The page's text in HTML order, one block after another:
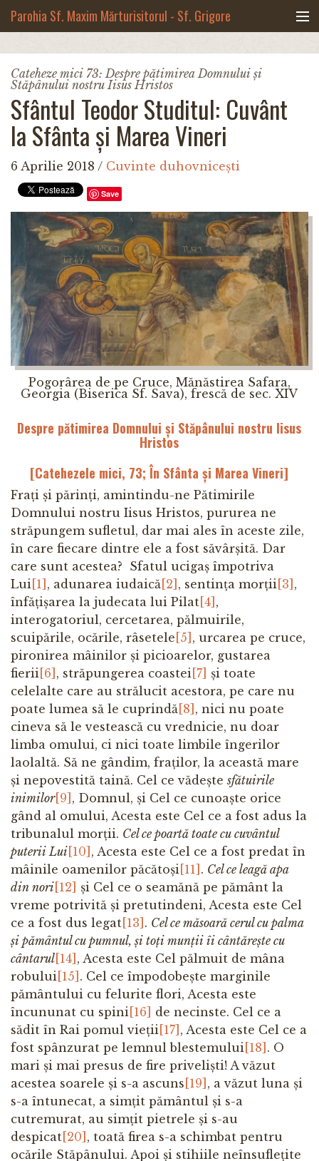
Parohia Sf. Maxim Mărturisitorul - Sf. Grigore
Noua biserică
Botezuri & Cununii
Teologie & Cuvinte duhovnicești
Fotografii
Preotul paroh
Program liturgic
Despre noi
Contact
Cateheze mici 73: Despre pătimirea Domnului și
Stăpânului nostru Iisus Hristos
Sfântul Teodor Studitul: Cuvânt
la Sfânta și Marea Vineri
6 Aprilie 2018 / Cuvinte duhovnicești
Save
Pogorârea de pe Cruce, Mănăstirea Safara,
Georgia (Biserica Sf. Sava), frescă de sec. XIV
Despre pătimirea Domnului și Stăpânului nostru Iisus
Hristos
[Catehezele mici, 73; În Sfânta și Marea Vineri]
Frați și părinți, amintindu-ne Pătimirile
Domnului nostru Iisus Hristos, pururea ne
străpungem sufletul, dar mai ales în aceste zile,
în care fiecare dintre ele a fost săvârșită. Dar
care sunt acestea? Sfatul ucigaș împotriva
Lui [1] , adunarea iudaică [2] , sentința morții [3] ,
înfățișarea la judecata lui Pilat[4] ,
interogatoriul, cercetarea, pălmuirile,
scuipările, ocările, râsetele [5] , urcarea pe cruce,
pironirea mâinilor și picioarelor, gustarea
fierii [6] , străpungerea coastei [7] și toate
celelalte care au strălucit acestora, pe care nu
poate lumea să le cuprindă [8] , nici nu poate
cineva să le vestească cu vrednicie, nu doar
limba omului, ci nici toate limbile îngerilor
laolaltă. Să ne gândim, fraților, la această mare
și nepovestită taină. Cel ce vădeștesfătuirile
inimilor[9] , Domnul, și Cel ce cunoaște orice
gând al omului, Acesta este Cel ce a fost adus la
tribunalul morții. Cel ce poartă toate cu cuvântul
puterii Lui[10] , Acesta este Cel ce a fost predat în
mâinile oamenilor păcătoși [11] . Cel ce leagă apa
din nori[12] și Cel ce o seamănă pe pământ la
vreme potrivită și pretutindeni, Acesta este Cel
ce a fost dus legat[13] . Cel ce măsoară cerul cu palma
și pământul cu pumnul, și toți munții îi cântărește cu
cântarul[14] , Acesta este Cel pălmuit de mâna
robului [15] . Cel ce împodobește marginile
pământului cu felurite flori, Acesta este
încununat cu spini [16] de necinste. Cel ce a
sădit în Rai pomul vieții [17] , Acesta este Cel ce a
fost spânzurat pe lemnul blestemului [18] . O
mari și mai presus de fire priveliști! A văzut
acestea soarele și s-a ascuns [19] , a văzut luna și
s-a întunecat, a simțit pământul și s-a
cutremurat, au simțit pietrele și s-au
despicat[20] , toată firea s-a schimbat pentru
ocările Stăpânului. Apoi și stihiile neînsuflețite